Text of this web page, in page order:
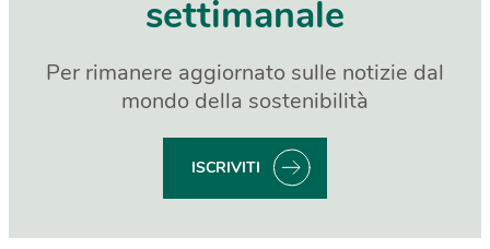
settimanale
Per rimanere aggiornato sulle notizie dal
mondo della sostenibilità
ISCRIVITI